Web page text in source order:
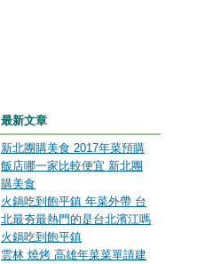
最新文章
新北團購美食 2017年菜預購
飯店哪一家比較便宜 新北團
購美食
火鍋吃到飽平鎮 年菜外帶 台
北最夯最熱門的是台北濱江嗎
火鍋吃到飽平鎮
雲林 燒烤 高雄年菜菜單請建